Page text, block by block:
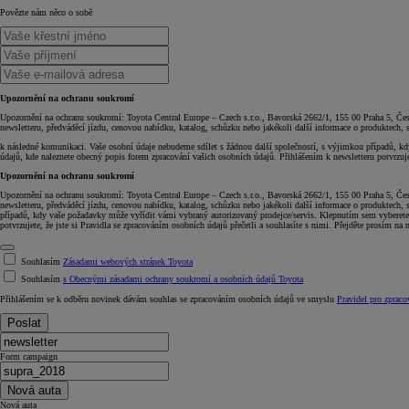
Povězte nám něco o sobě
Upozornění na ochranu soukromí
Upozornění na ochranu soukromí: Toyota Central Europe – Czech s.r.o., Bavorská 2662/1, 155 00 Praha 5,
newsletteru, předváděcí jízdu, cenovou nabídku, katalog, schůzku nebo jakékoli další informace o
k následné komunikaci. Vaše osobní údaje nebudeme sdílet s žádnou další společností, s výjimkou případů,
údajů, kde naleznete obecný popis forem zpracování vašich osobních údajů. Přihlášením k newsletteru
Upozornění na ochranu soukromí
Upozornění na ochranu soukromí: Toyota Central Europe – Czech s.r.o., Bavorská 2662/1, 155 00 Praha 5,
newsletteru, předváděcí jízdu, cenovou nabídku, katalog, schůzku nebo jakékoli další informace o
případů, kdy vaše požadavky může vyřídit vámi vybraný autorizovaný prodejce/servis. Klepnutím sem
potvrzujete, že jste si Pravidla se zpracováním osobních údajů přečetli a souhlasíte s nimi. Přejděte prosím na
Souhlasím Zásadami webových stránek Toyota
Souhlasím s Obecnými zásadami ochrany soukromí a osobních údajů Toyota
Přihlášením se k odběru novinek dávám souhlas se zpracováním osobních údajů ve smyslu Pravidel pro
Poslat
Form campaign
Nová auta
Nová auta